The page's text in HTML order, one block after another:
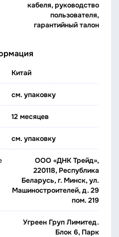
кабеля, руководство
пользователя,
гарантийный талон
Китай
см. упаковку
12 месяцев
см. упаковку
ООО «ДНК Трейд»,
220118, Республика
Беларусь, г. Минск, ул.
Машиностроителей, д. 29
пом. 219
Угреен Груп Лимитед.
Блок 6, Парк